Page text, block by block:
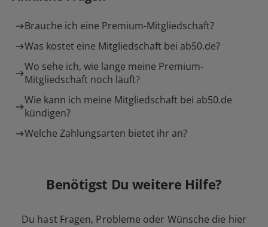
Brauche ich eine Premium-Mitgliedschaft?
Was kostet eine Mitgliedschaft bei ab50.de?
Wo sehe ich, wie lange meine Premium-
Mitgliedschaft noch läuft?
Wie kann ich meine Mitgliedschaft bei ab50.de
kündigen?
Welche Zahlungsarten bietet ihr an?
Benötigst Du weitere Hilfe?
Du hast Fragen, Probleme oder Wünsche die hier